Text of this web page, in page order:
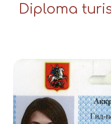
Diploma